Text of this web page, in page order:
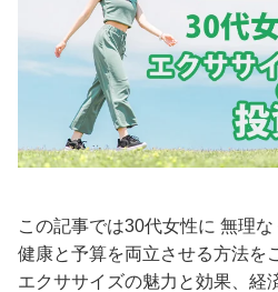
この記事では30代女性に 無理な
健康と予算を両立させる方法を
エクササイズの魅力と効果、経